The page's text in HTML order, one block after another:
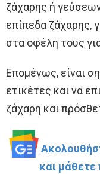
ζάχαρης ή
επίπεδα ζάχαρης,
στα οφέλη τους
Επομένως, είναι
ετικέτες και να
ζάχαρη και
και μάθετε